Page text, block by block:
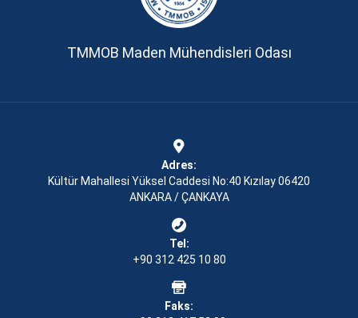
TMMOB Maden Mühendisleri Odası
Adres:
Kültür Mahallesi Yüksel Caddesi No:40 Kızılay 06420
ANKARA / ÇANKAYA
Tel:
+90 312 425 10 80
Faks: